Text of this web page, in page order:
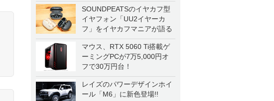
SOUNDPEATSのイヤカフ型
イヤフォン「UU2イヤーカ
フ」をイヤカフマニアが語る
マウス、RTX 5060 Ti搭載ゲ
ーミングPCが7万5,000円オ
フで30万円台！
レイズのパワーデザインホイ
ール「M6」に新色登場!!